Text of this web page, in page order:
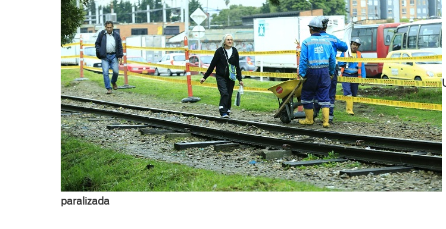
paralizada